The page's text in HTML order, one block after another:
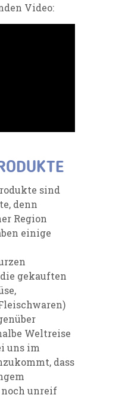
Video:
sind
denn
Region
einige
gekauften
Weltreise
uns im
dass
unreif